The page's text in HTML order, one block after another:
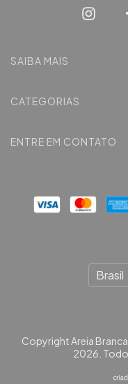
SAIBA MAIS
CATEGORIAS
ENTRE EM CONTATO
Copyright Areia
2026.